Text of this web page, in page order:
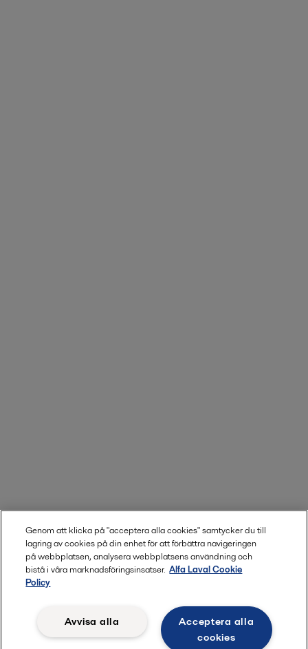
Genom att klicka på "acceptera alla cookies" samtycker du till
lagring av cookies på din enhet för att förbättra navigeringen
på webbplatsen, analysera webbplatsens användning och
bistå i våra marknadsföringsinsatser. Alfa Laval Cookie
Policy
Acceptera alla
cookies
Avvisa alla